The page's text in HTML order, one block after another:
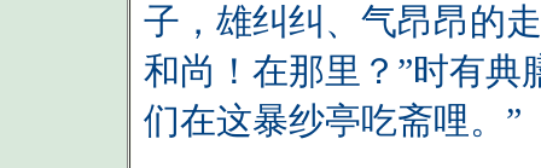
子，雄纠纠、气昂昂的
和尚！在那里？”时有典
们在这暴纱亭吃斋哩。”